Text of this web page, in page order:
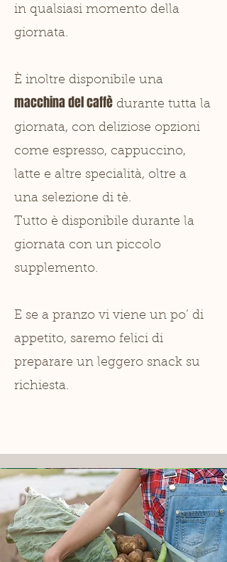
in qualsiasi momento della
giornata.
È inoltre disponibile una
macchina del caffè durante tutta la
giornata, con deliziose opzioni
come espresso, cappuccino,
latte e altre specialità, oltre a
una selezione di tè.
Tutto è disponibile durante la
giornata con un piccolo
supplemento.
E se a pranzo vi viene un po’ di
appetito, saremo felici di
preparare un leggero snack su
richiesta.